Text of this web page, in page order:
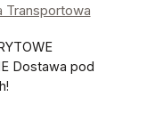
Transportowa
Dostawa pod